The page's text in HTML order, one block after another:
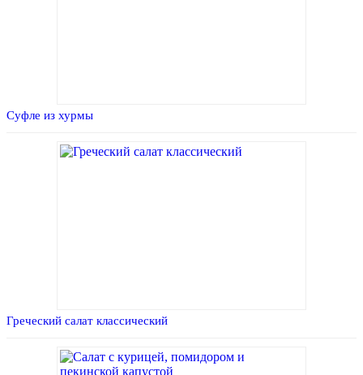
Суфле из хурмы
Греческий салат классический